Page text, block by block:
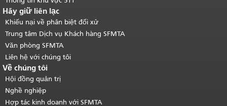
Hãy giữ liên lạc
Khiếu nại về phân biệt đối xử
Trung tâm Dịch vụ Khách hàng SFMTA
Văn phòng SFMTA
Liên hệ với chúng tôi
Về chúng tôi
Hội đồng quản trị
Nghề nghiệp
Hợp tác kinh doanh với SFMTA